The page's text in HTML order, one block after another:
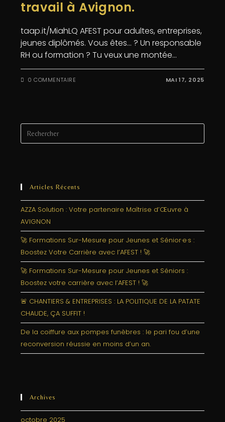
travail à Avignon.
taap.it/MiahLQ AFEST pour adultes, entreprises,
jeunes diplômés. Vous êtes… ? Un responsable
RH ou formation ? Tu veux une montée…
0 COMMENTAIRE MAI 17, 2025
Articles Récents
AZZA Solution : Votre partenaire Maîtrise d’Œuvre à
AVIGNON
🚀 Formations Sur-Mesure pour Jeunes et Sénior·e·s :
Boostez Votre Carrière avec l’AFEST ! 🚀
🚀 Formations Sur-Mesure pour Jeunes et Séniors :
Boostez votre carrière avec l’AFEST ! 🚀
🚨 CHANTIERS & ENTREPRISES : LA POLITIQUE DE LA PATATE
CHAUDE, ÇA SUFFIT !
De la coiffure aux pompes funèbres : le pari fou d’une
reconversion réussie en moins d’un an.
Archives
octobre 2025